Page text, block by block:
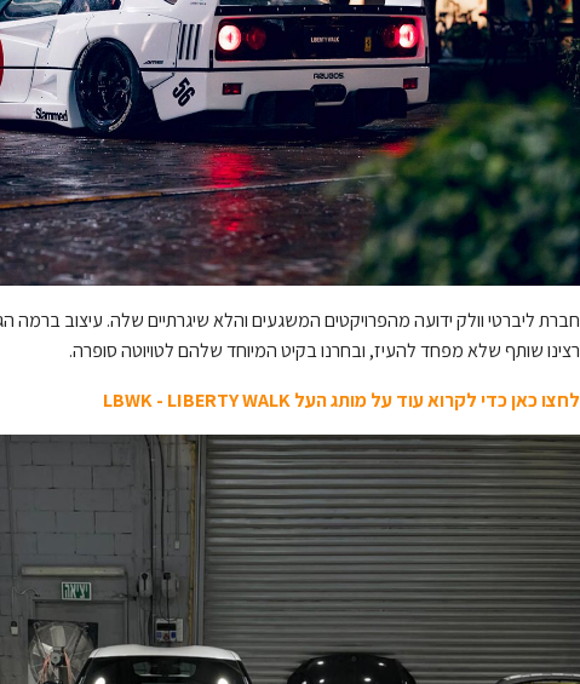
חברת ליברטי וולק ידועה מהפרויקטים המשגעים והלא שיגרתיים שלה. עיצוב
רצינו שותף שלא מפחד להעיז, ובחרנו בקיט המיוחד שלהם לטויוטה סופרה.
לחצו כאן כדי לקרוא עוד על מותג העל LBWK - LIBERTY WALK